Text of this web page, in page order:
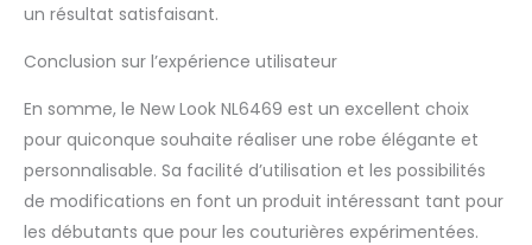
un résultat satisfaisant.
Conclusion sur l’expérience utilisateur
En somme, le New Look NL6469 est un excellent choix
pour quiconque souhaite réaliser une robe élégante et
personnalisable. Sa facilité d’utilisation et les possibilités
de modifications en font un produit intéressant tant pour
les débutants que pour les couturières expérimentées.